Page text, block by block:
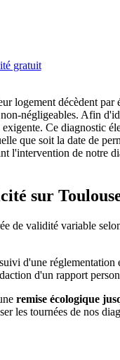
gratuit
logement décèdent
négligeables. Afin
Ce diagnostic
que soit la date de
l'intervention de notre
sur
de validité variable
d'une
d'un rapport
remise écologique
les tournées de nos